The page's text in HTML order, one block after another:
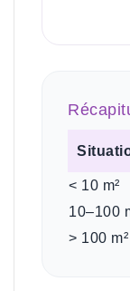
< 10 m²
10–100
> 100 m²